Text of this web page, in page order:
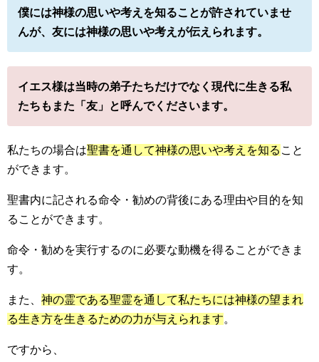
僕には神様の思いや考えを知ることが許されていませ
んが、友には神様の思いや考えが伝えられます。
イエス様は当時の弟子たちだけでなく現代に生きる私
たちもまた「友」と呼んでくださいます。
私たちの場合は聖書を通して神様の思いや考えを知る こと
ができます。
聖書内に記される命令・勧めの背後にある理由や目的を知
ることができます。
命令・勧めを実行するのに必要な動機を得ることができま
す。
また、 神の霊である聖霊を通して私たちには神様の望まれ
る生き方を生きるための力が与えられます。
ですから、